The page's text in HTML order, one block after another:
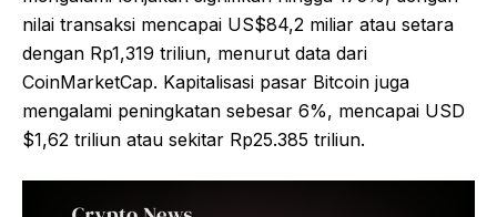
nilai transaksi mencapai US$84,2 miliar atau setara
dengan Rp1,319 triliun, menurut data dari
CoinMarketCap. Kapitalisasi pasar Bitcoin juga
mengalami peningkatan sebesar 6%, mencapai USD
$1,62 triliun atau sekitar Rp25.385 triliun.